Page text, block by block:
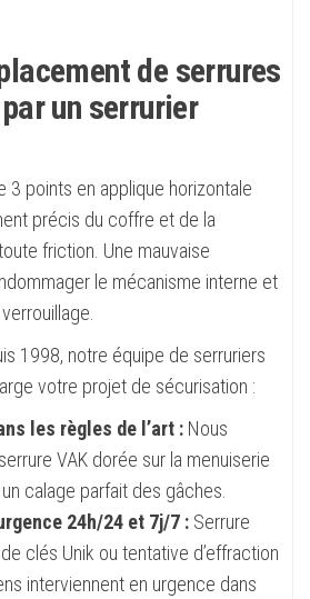
de serrures
un serrurier
3 points en applique horizontale
précis du coffre et de la
friction. Une mauvaise
le mécanisme interne et
1998, notre équipe de serruriers
votre projet de sécurisation :
les règles de l’art : Nous
VAK dorée sur la menuiserie
calage parfait des gâches.
24h/24 et 7j/7 : Serrure
clés Unik ou tentative d’effraction
interviennent en urgence dans